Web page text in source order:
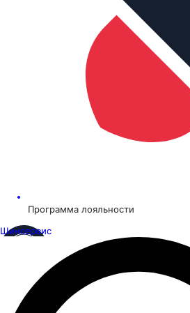
Программа лояльности
Шинсервис